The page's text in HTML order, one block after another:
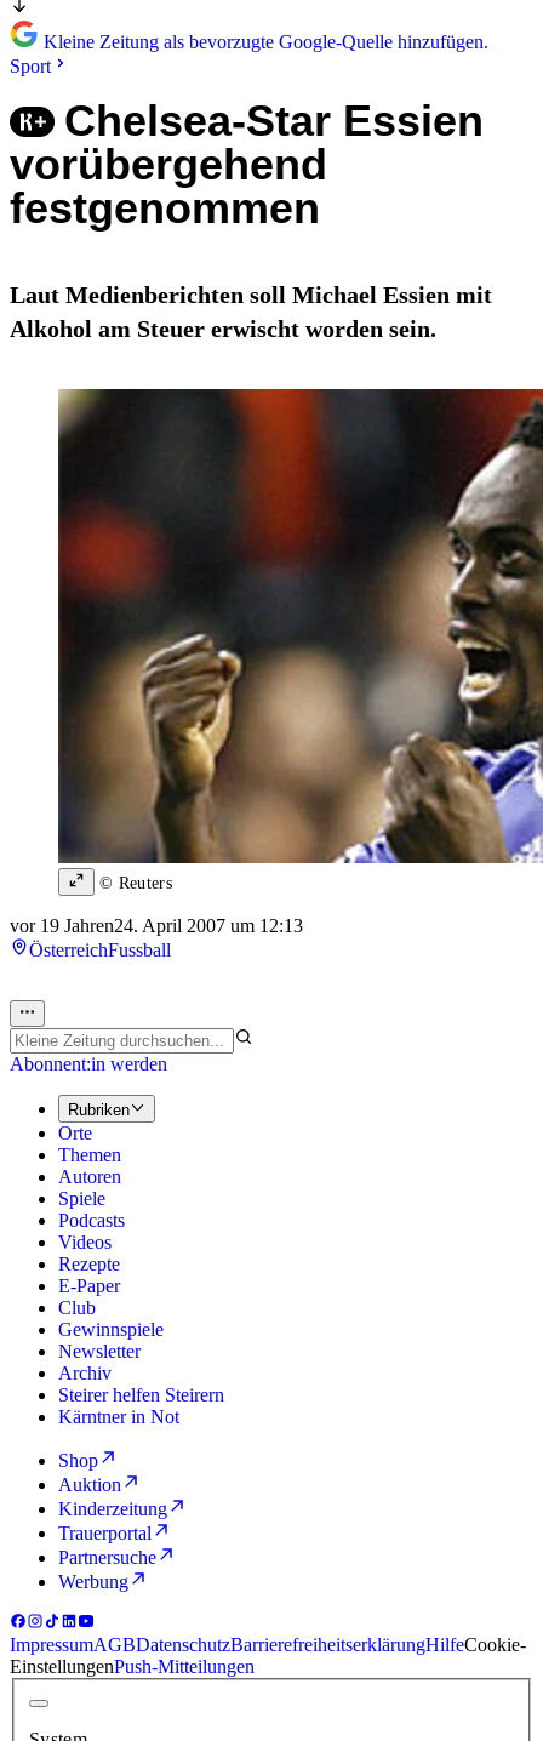
Kleine Zeitung als bevorzugte Google-Quelle hinzufügen.
Sport
Chelsea-Star Essien
vorübergehend
festgenommen
Laut Medienberichten soll Michael Essien mit
Alkohol am Steuer erwischt worden sein.
© Reuters
vor 19 Jahren24. April 2007 um 12:13
ÖsterreichFussball
Abonnent:in werden
Rubriken
Orte
Themen
Autoren
Spiele
Podcasts
Videos
Rezepte
E-Paper
Club
Gewinnspiele
Newsletter
Archiv
Steirer helfen Steirern
Kärntner in Not
Shop
Auktion
Kinderzeitung
Trauerportal
Partnersuche
Werbung
ImpressumAGBDatenschutzBarrierefreiheitserklärungHilfeCookie-
EinstellungenPush-Mitteilungen